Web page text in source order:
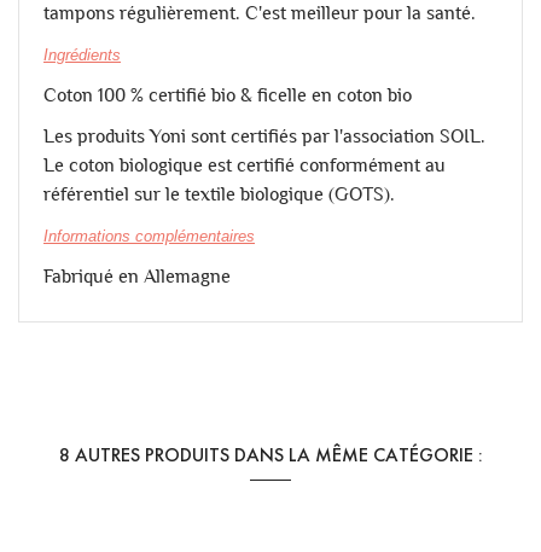
tampons régulièrement. C'est meilleur pour la santé.
Ingrédients
Coton 100 % certifié bio & ficelle en coton bio
Les produits Yoni sont certifiés par l'association SOIL.
Le coton biologique est certifié conformément au
référentiel sur le textile biologique (GOTS).
Informations complémentaires
Fabriqué en Allemagne
8 AUTRES PRODUITS DANS LA MÊME CATÉGORIE :